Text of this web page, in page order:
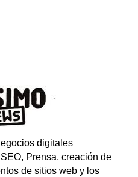
digitales
Prensa, creación de
de sitios web y los